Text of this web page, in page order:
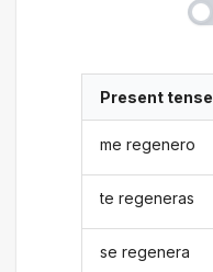
Present tense
me regenero
te regeneras
se regenera